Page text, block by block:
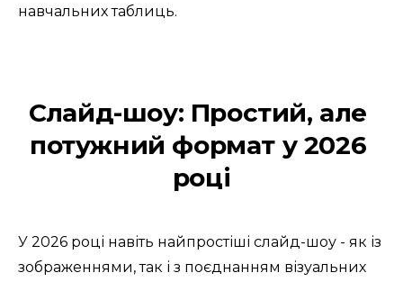
навчальних таблиць.
Слайд-шоу: Простий, але
потужний формат у 2026
році
У 2026 році навіть найпростіші слайд-шоу - як із
зображеннями, так і з поєднанням візуальних